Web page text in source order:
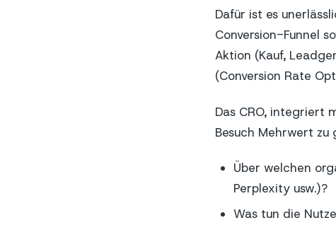
Dafür ist es
Conversion-Funnel
Aktion (Kauf,
(Conversion Rate
Das CRO, integriert
Besuch Mehrwert
Über welchen
Perplexity usw.)?
Was tun die